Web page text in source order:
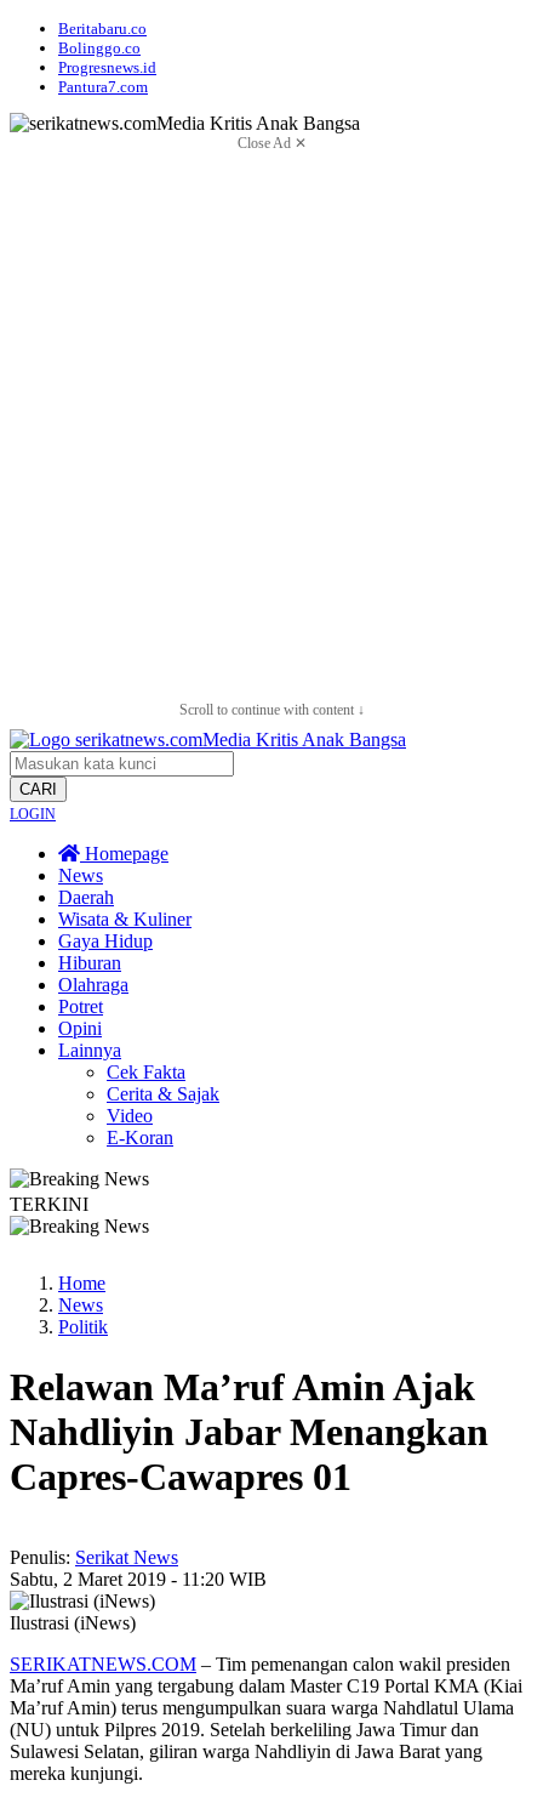
Beritabaru.co
Bolinggo.co
Progresnews.id
Pantura7.com
Close Ad ✕
Scroll to continue with content ↓
CARI
LOGIN
Homepage
News
Daerah
Wisata & Kuliner
Gaya Hidup
Hiburan
Olahraga
Potret
Opini
Lainnya
Cek Fakta
Cerita & Sajak
Video
E-Koran
TERKINI
Home
News
Politik
Relawan Ma’ruf Amin Ajak
Nahdliyin Jabar Menangkan
Capres-Cawapres 01
Penulis: Serikat News
Sabtu, 2 Maret 2019 - 11:20 WIB
Ilustrasi (iNews)
SERIKATNEWS.COM – Tim pemenangan calon wakil presiden
Ma’ruf Amin yang tergabung dalam Master C19 Portal KMA (Kiai
Ma’ruf Amin) terus mengumpulkan suara warga Nahdlatul Ulama
(NU) untuk Pilpres 2019. Setelah berkeliling Jawa Timur dan
Sulawesi Selatan, giliran warga Nahdliyin di Jawa Barat yang
mereka kunjungi.